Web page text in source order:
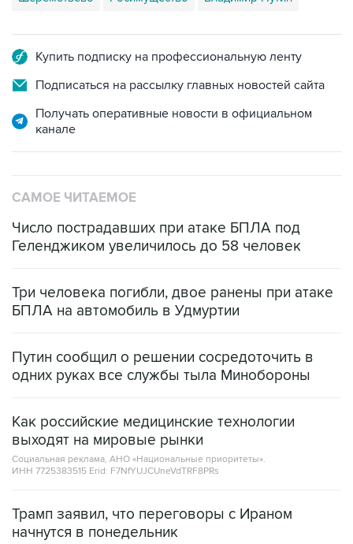
Купить подписку на профессиональную ленту
Подписаться на рассылку главных новостей сайта
Получать оперативные новости в официальном
канале
САМОЕ ЧИТАЕМОЕ
Число пострадавших при атаке БПЛА под
Геленджиком увеличилось до 58 человек
Три человека погибли, двое ранены при атаке
БПЛА на автомобиль в Удмуртии
Путин сообщил о решении сосредоточить в
одних руках все службы тыла Минобороны
Как российские медицинские технологии
выходят на мировые рынки
Социальная реклама, АНО «Национальные приоритеты».
ИНН 7725383515 Erid: F7NfYUJCUneVdTRF8PRs
Трамп заявил, что переговоры с Ираном
начнутся в понедельник